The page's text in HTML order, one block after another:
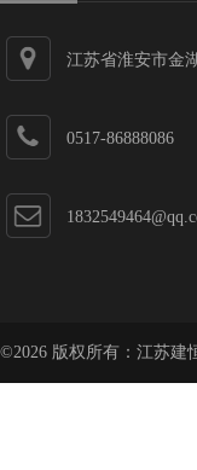
江苏省淮安市金
0517-86888086
©2026 版权所有：江苏建